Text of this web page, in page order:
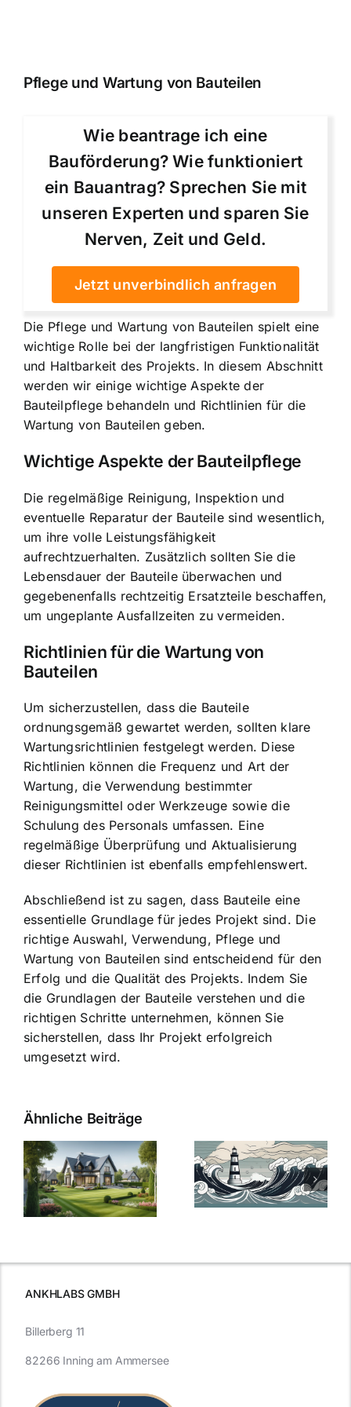
Pflege und Wartung von Bauteilen
Wie beantrage ich eine
Bauförderung? Wie funktioniert
ein Bauantrag? Sprechen Sie mit
unseren Experten und sparen Sie
Nerven, Zeit und Geld.
Jetzt unverbindlich anfragen
Die Pflege und Wartung von Bauteilen spielt eine
wichtige Rolle bei der langfristigen Funktionalität
und Haltbarkeit des Projekts. In diesem Abschnitt
werden wir einige wichtige Aspekte der
Bauteilpflege behandeln und Richtlinien für die
Wartung von Bauteilen geben.
Wichtige Aspekte der Bauteilpflege
Die regelmäßige Reinigung, Inspektion und
eventuelle Reparatur der Bauteile sind wesentlich,
um ihre volle Leistungsfähigkeit
aufrechtzuerhalten. Zusätzlich sollten Sie die
Lebensdauer der Bauteile überwachen und
gegebenenfalls rechtzeitig Ersatzteile beschaffen,
um ungeplante Ausfallzeiten zu vermeiden.
Richtlinien für die Wartung von
Bauteilen
Um sicherzustellen, dass die Bauteile
ordnungsgemäß gewartet werden, sollten klare
Wartungsrichtlinien festgelegt werden. Diese
Richtlinien können die Frequenz und Art der
Wartung, die Verwendung bestimmter
Reinigungsmittel oder Werkzeuge sowie die
Schulung des Personals umfassen. Eine
regelmäßige Überprüfung und Aktualisierung
dieser Richtlinien ist ebenfalls empfehlenswert.
Abschließend ist zu sagen, dass Bauteile eine
essentielle Grundlage für jedes Projekt sind. Die
richtige Auswahl, Verwendung, Pflege und
Wartung von Bauteilen sind entscheidend für den
Erfolg und die Qualität des Projekts. Indem Sie
die Grundlagen der Bauteile verstehen und die
richtigen Schritte unternehmen, können Sie
sicherstellen, dass Ihr Projekt erfolgreich
umgesetzt wird.
Ähnliche Beiträge
Bauzinsen im
Sturm: Die
aktuelle
Entwicklung
Die Evolution
der
Bauzinsen: Ein
Blick in die
ANKHLABS GMBH
Billerberg 11
82266 Inning am Ammersee